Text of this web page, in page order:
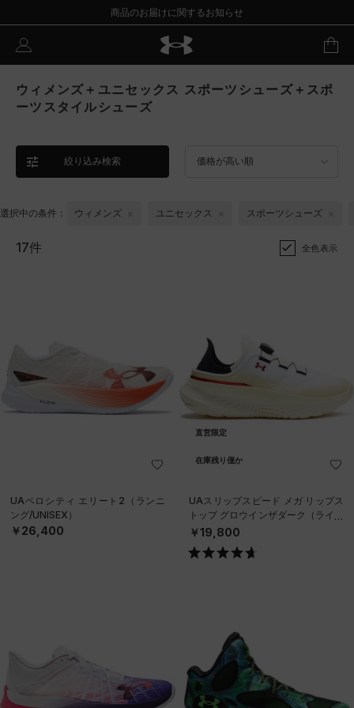
商品のお届けに関するお知らせ
ウィメンズ＋ユニセックス スポーツシューズ＋スポ
ーツスタイルシューズ
絞り込み検索 価格が高い順
選択中の条件： ウィメンズ ユニセックス スポーツシューズ
17件 全色表示
UAベロシティ エリート2（ランニ
ング/UNISEX）
￥26,400
直営限定
在庫残り僅か
UAスリップスピード メガ リップス
トップ グロウインザダーク（ライフ
スタイル/UNISEX）
￥19,800